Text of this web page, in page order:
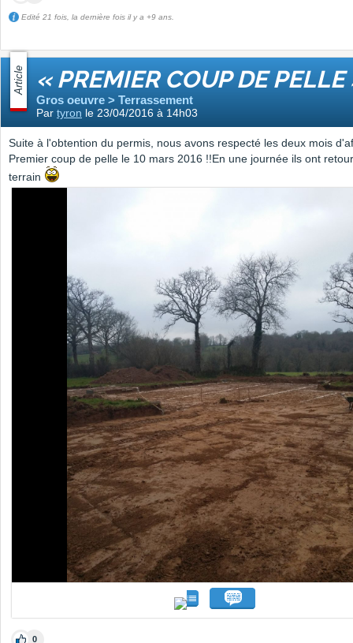
Edité 21 fois, la dernière fois il y a +9 ans.
Article « PREMIER COUP DE PELLE
Gros oeuvre > Terrassement
Par tyron le 23/04/2016 à 14h03
Suite à l'obtention du permis, nous avons respecté les deux mois
Premier coup de pelle le 10 mars 2016 !!En une journée ils ont
terrain
0